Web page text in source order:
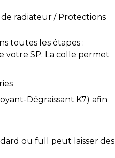
radiateur / Protections
toutes les étapes :
votre SP. La colle permet
Dégraissant K7) afin
ou full peut laisser des